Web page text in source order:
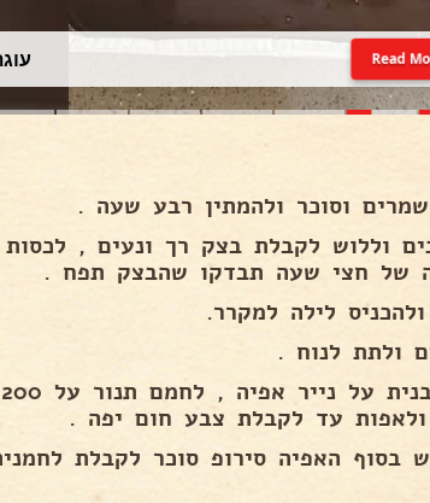
Read
וסוכר ולהמתין רבע שעה .
וללוש לקבלת בצק רך ונעים ,
של חצי שעה תבדקו שהבצק תפח .
לילה למקרר.
ולתת לנוח .
עד לקבלת צבע חום יפה .
בסוף האפיה סירופ סוכר לקבלת